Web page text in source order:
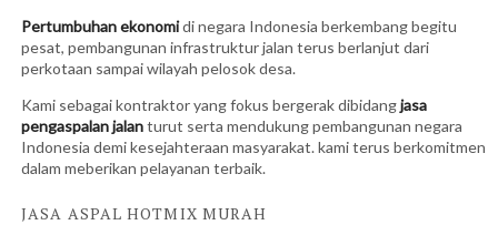
Pertumbuhan ekonomidi negara Indonesia berkembang begitu
pesat, pembangunan infrastruktur jalan terus berlanjut dari
perkotaan sampai wilayah pelosok desa.
Kami sebagai kontraktor yang fokus bergerak dibidangjasa
pengaspalan jalanturut serta mendukung pembangunan negara
Indonesia demi kesejahteraan masyarakat. kami terus berkomitmen
dalam meberikan pelayanan terbaik.
JASA ASPAL HOTMIX MURAH